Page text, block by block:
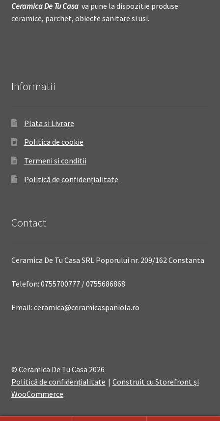
Ceramica DeTu Casava pune la dispozitie produse
ceramice, parchet, obiecte sanitare si usi.
Informatii
Plata si Livrare
Politica de cookie
Termeni si conditii
Politică de confidențialitate
Contact
Ceramica De Tu Casa SRL Poporului nr. 209/162 Constanta
Telefon: 0755700777 / 0755686868
Email: ceramica@ceramicaspaniola.ro
© Ceramica De Tu Casa 2026
Politică de confidențialitate
Construit cu Storefront și
WooCommerce.